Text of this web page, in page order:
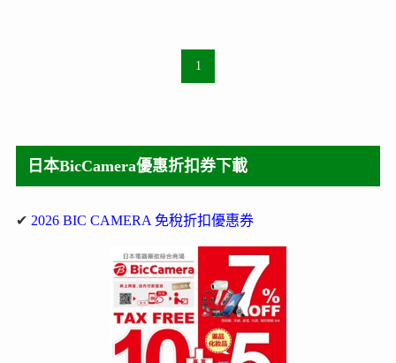
1
日本BicCamera優惠折扣券下載
✔ 2026 BIC CAMERA 免稅折扣優惠券